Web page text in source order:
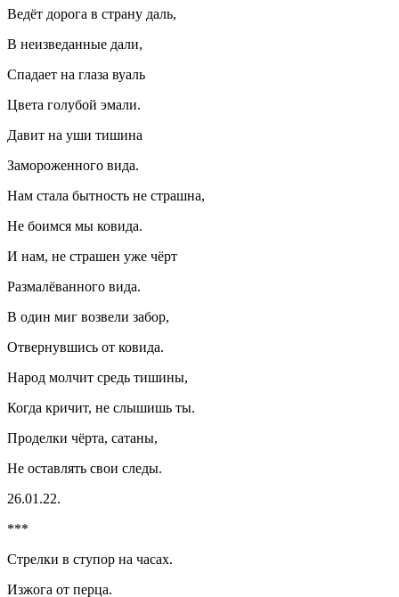
Ведёт дорога в страну даль,
В неизведанные дали,
Спадает на глаза вуаль
Цвета голубой эмали.
Давит на уши тишина
Замороженного вида.
Нам стала бытность не страшна,
Не боимся мы ковида.
И нам, не страшен уже чёрт
Размалёванного вида.
В один миг возвели забор,
Отвернувшись от ковида.
Народ молчит средь тишины,
Когда кричит, не слышишь ты.
Проделки чёрта, сатаны,
Не оставлять свои следы.
26.01.22.
***
Стрелки в ступор на часах.
Изжога от перца.